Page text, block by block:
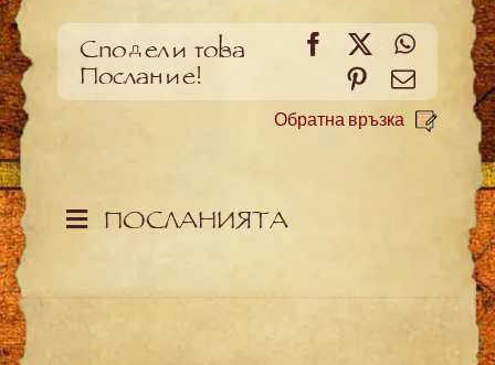
Сподели това
Послание!
Facebook
X
Pinterest
Meйл
Обратна връзка
ПОСЛАНИЯТА